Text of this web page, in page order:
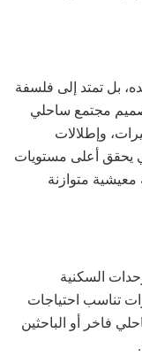
بل تمتد إلى فلسفة
مجتمع ساحلي
وإطلالات
يحقق أعلى مستويات
متوازنة
السكنية
تناسب احتياجات
فاخر أو الباحثين